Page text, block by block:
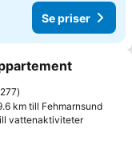
Se priser
Favoriter
277
km till Fehmarnsund
vattenaktiviteter